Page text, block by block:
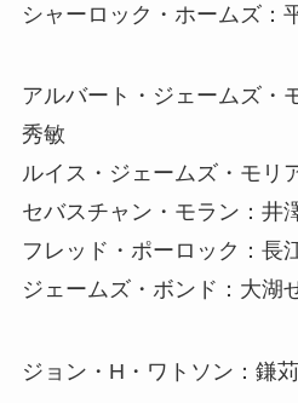
シャーロック・ホームズ：
アルバート・ジェームズ・
秀敏
ルイス・ジェームズ・モリ
セバスチャン・モラン：井
フレッド・ポーロック：長
ジェームズ・ボンド：大湖
ジョン・H・ワトソン：鎌